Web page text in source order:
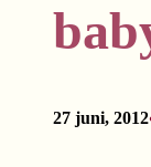
27 juni, 2012